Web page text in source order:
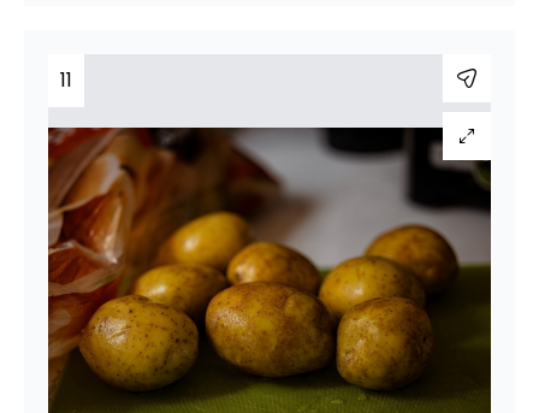
11